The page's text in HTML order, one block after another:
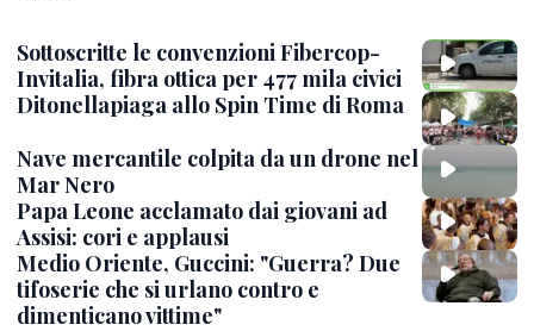
Sottoscritte le convenzioni Fibercop-
Invitalia, fibra ottica per 477 mila civici
Ditonellapiaga allo Spin Time di Roma
Nave mercantile colpita da un drone nel
Mar Nero
Papa Leone acclamato dai giovani ad
Assisi: cori e applausi
Medio Oriente, Guccini: "Guerra? Due
tifoserie che si urlano contro e
dimenticano vittime"